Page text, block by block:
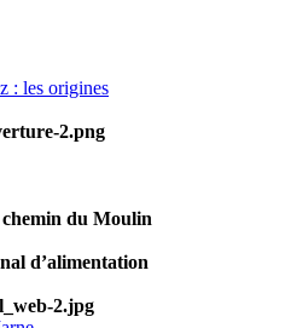
: les origines
2.png
du Moulin
d’alimentation
2.jpg